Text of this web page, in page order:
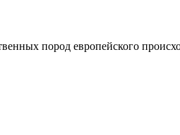
пород европейского